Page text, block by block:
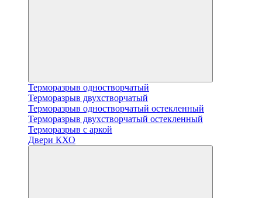
Терморазрыв одностворчатый
Терморазрыв двухстворчатый
Терморазрыв одностворчатый остекленный
Терморазрыв двухстворчатый остекленный
Терморазрыв с аркой
Двери КХО